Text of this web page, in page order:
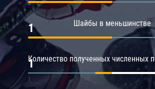
Шайбы в меньшинстве
1
Количество полученных численных
1